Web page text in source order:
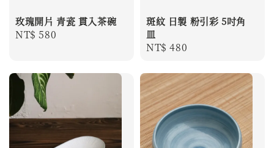
玫瑰開片 青瓷 貫入茶碗
Regular
NT$ 580
斑紋 日製 粉引彩 5吋角
皿
Regular
NT$ 480